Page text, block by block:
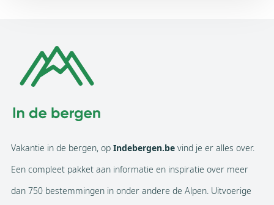
Vakantie in de bergen, op Indebergen.be vind je er alles over.
Een compleet pakket aan informatie en inspiratie over meer
dan 750 bestemmingen in onder andere de Alpen. Uitvoerige